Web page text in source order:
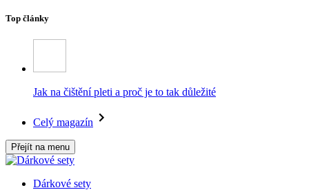
Top články
Jak na čištění pleti a proč je to tak důležité
Celý magazín
Přejít na menu
Dárkové sety